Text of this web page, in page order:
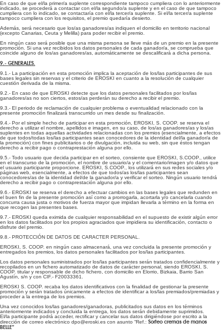
En caso de que el/la primer/a suplente correspondiente tampoco cumpliera con lo anteriormente
indicado, se procederá a contactar con el/la segundo/a suplente y en el caso de que tampoco
cumpliera con lo indicado, se contactaría con el/la tercer/a suplente. Si el/la tercer/a suplente
tampoco cumpliera con los requisitos, el premio quedaría desierto.
Además, será necesario que los/as ganadores/as indiquen el domicilio en territorio nacional
(excepto Canarias, Ceuta y Melilla) para poder recibir el premio.
En ningún caso será posible que una misma persona se lleve más de un premio en la presente
promoción. Si una vez recibidos los datos personales de cada ganador/a, se comprueba que
coincide alguno de los/as ganadores/as, automáticamente se descalificará a dicha persona.
9.- GENERALES.
9.1.- La participación en esta promoción implica la aceptación de los/las participantes de sus
bases legales sin reservas y el criterio de EROSKI en cuanto a la resolución de cualquier
cuestión derivada de la misma.
9.2.- En caso de que EROSKI detecte que los datos personales facilitados por los/las
ganadores/as no son ciertos, estos/as perderán su derecho a recibir el premio.
9.3.- El periodo de reclamación de cualquier problema o eventualidad relacionado con la
presente promoción finalizará transcurrido un mes desde su finalización.
9.4.- Por el simple hecho de participar en esta promoción, EROSKI, S. COOP. se reserva el
derecho a utilizar el nombre, apellidos e imagen, en su caso, de los/as ganadores/as y los/as
suplentes en todas aquellas actividades relacionadas con los premios (esencialmente, a efectos
de que todos/todas los/las participantes sean conocedores de la identidad del/la ganador/a de
la promoción) con fines publicitarios o de divulgación, incluida su web, sin que éstos tengan
derecho a recibir pago o contraprestación alguna por ello.
9.5.- Todo usuario que decida participar en el sorteo, consiente que EROSKI, S.COOP., utilice
en el transcurso de la promoción, el nombre de usuario/a y el comentario/imagen y/o datos que
el usuario participante proporcione. EROSKI, S.COOP., los utilizará en sus redes sociales y/o
páginas web, esencialmente, a efectos de que todos/as los/las participantes sean
conocedores/as de la identidad del/de la ganador/a y verificar el sorteo. Ningún usuario tendrá
derecho a recibir pago o contraprestación alguna por ello.
9.6.- EROSKI se reserva el derecho a efectuar cambios en las bases legales que redunden en
el buen fin de la presente promoción así como a prorrogarla, acortarla y/o cancelarla cuando
concurra causa justa o motivos de fuerza mayor que impidan llevarla a término en la forma en
que recogen las presentes bases.
9.7.- EROSKI queda eximida de cualquier responsabilidad en el supuesto de existir algún error
en los datos facilitados por los propios agraciados que impidiera su identificación, contacto o
disfrute del premio.
9.8.- PROTECCIÓN DE DATOS DE CARACTER PERSONAL.
EROSKI, S. COOP. en ningún caso almacenará, una vez concluida la presente promoción y
entregados los premios, los datos personales facilitados por los/las participantes.
Los datos personales suministrados por los/las participantes serán tratados confidencialmente y
recopilados en un fichero automatizado de datos de carácter personal, siendo EROSKI, S.
COOP. titular y responsable de dicho fichero, con domicilio en Elorrio, Bizkaia, Barrio San
Agustín, s/n y con CIF.- F20033361.
EROSKI S. COOP. recaba los datos identificativos con la finalidad de gestionar la presente
promoción y serán tratados únicamente a efectos de identificar a los/las premiados/premiadas y
proceder a la entrega de los premios.
Una vez conocidos los/las ganadores/ganadoras, publicitados sus datos en los términos
anteriormente indicados y concluida la entrega, los datos serán debidamente suprimidos.
El/la participante podrá acceder, rectificar y cancelar sus datos dirigiéndose por escrito a la
dirección de correo electrónico dpo@eroski.es con asunto “Ref.: Sorteo cremas de manos
BELLE”